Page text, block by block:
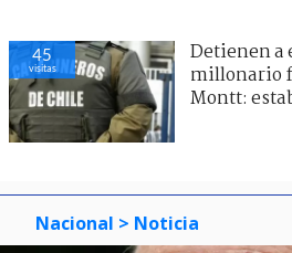
45
visitas
Detienen a
millonario
Montt:
Nacional > Noticia